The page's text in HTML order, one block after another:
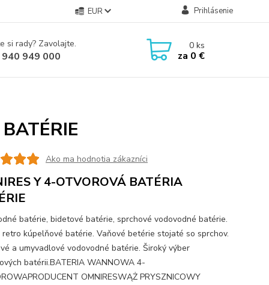
EUR Prihlásenie
si rady? Zavolajte.
949 000
0ks
za 0 €
Ako ma hodnotia zákazníci
Y 4-OTVOROVÁ BATÉRIA
batérie, bidetové batérie, sprchové vodovodné batérie.
retro kúpelňové batérie. Vaňové betérie stojaté so sprchov.
a umyvadlové vodovodné batérie. Široký výber
batérii.BATERIA WANNOWA 4-
OMNIRESWĄŻ PRYSZNICOWY